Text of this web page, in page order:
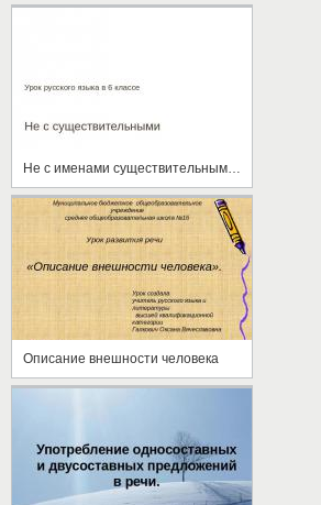
Описание внешности человека